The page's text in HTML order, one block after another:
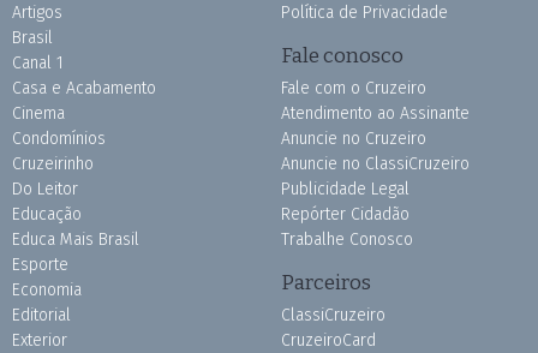
Artigos
Brasil
Canal 1
Casa e Acabamento
Cinema
Condomínios
Cruzeirinho
Do Leitor
Educação
Educa Mais Brasil
Esporte
Economia
Editorial
Exterior
Política de Privacidade
Fale conosco
Fale com o Cruzeiro
Atendimento ao Assinante
Anuncie no Cruzeiro
Anuncie no ClassiCruzeiro
Publicidade Legal
Repórter Cidadão
Trabalhe Conosco
Parceiros
ClassiCruzeiro
CruzeiroCard